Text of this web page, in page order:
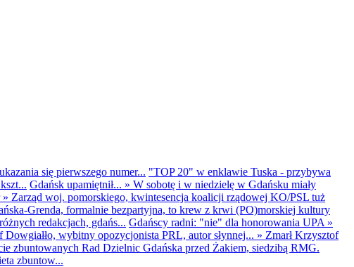
się pierwszego numer... "TOP 20" w enklawie Tuska - przybywa
Gdańsk upamiętnił... » W sobotę i w niedzielę w Gdańsku miały
» Zarząd woj. pomorskiego, kwintesencja koalicji rządowej KO/PSL tuż
Grenda, formalnie bezpartyjna, to krew z krwi (PO)morskiej kultury
redakcjach, gdańs... Gdańscy radni: "nie" dla honorowania UPA »
wybitny opozycjonista PRL, autor słynnej... » Zmarł Krzysztof
zbuntowanych Rad Dzielnic Gdańska przed Żakiem, siedzibą RMG.
zbuntow...